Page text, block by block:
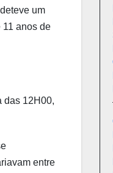
um
anos de
das 12H00,
entre